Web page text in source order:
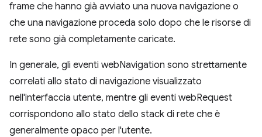
frame che hanno già avviato una nuova navigazione o
che una navigazione proceda solo dopo che le risorse di
rete sono già completamente caricate.
In generale, gli eventi webNavigation sono strettamente
correlati allo stato di navigazione visualizzato
nell'interfaccia utente, mentre gli eventi webRequest
corrispondono allo stato dello stack di rete che è
generalmente opaco per l'utente.